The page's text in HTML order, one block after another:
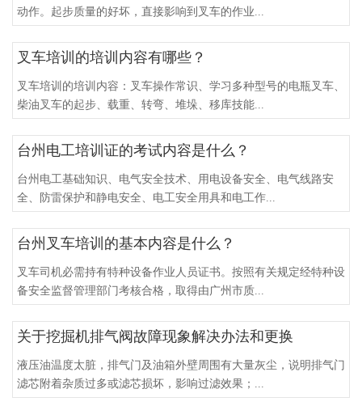
动作。起步质量的好坏，直接影响到叉车的作业...
叉车培训的培训内容有哪些？
叉车培训的培训内容：叉车操作常识、学习多种型号的电瓶叉车、
柴油叉车的起步、载重、转弯、堆垛、移库技能...
台州电工培训证的考试内容是什么？
台州电工基础知识、电气安全技术、用电设备安全、电气线路安
全、防雷保护和静电安全、电工安全用具和电工作...
台州叉车培训的基本内容是什么？
叉车司机必需持有特种设备作业人员证书。按照有关规定经特种设
备安全监督管理部门考核合格，取得由广州市质...
关于挖掘机排气阀故障现象解决办法和更换
液压油温度太脏，排气门及油箱外壁周围有大量灰尘，说明排气门
滤芯附着杂质过多或滤芯损坏，影响过滤效果；...